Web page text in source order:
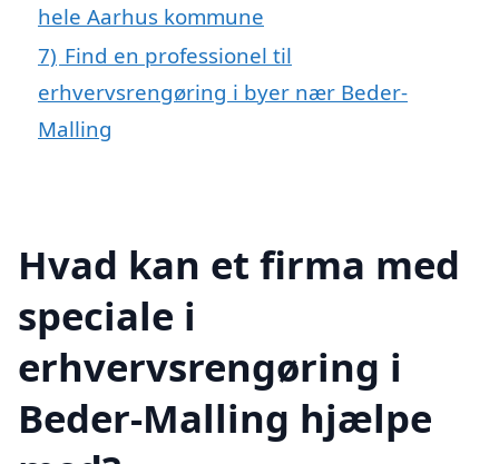
hele Aarhus kommune
7) Find en professionel til
erhvervsrengøring i byer nær Beder-
Malling
Hvad kan et firma med
speciale i
erhvervsrengøring i
Beder-Malling hjælpe